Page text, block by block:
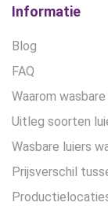
Informatie
Blog
FAQ
Waarom
Uitleg soorten
Wasbare luiers
Prijsverschil